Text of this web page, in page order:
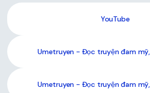
YouTube
YouTube
Umetruyen - Đọc truyện đam
Umetruyen - Đọc truyện đam